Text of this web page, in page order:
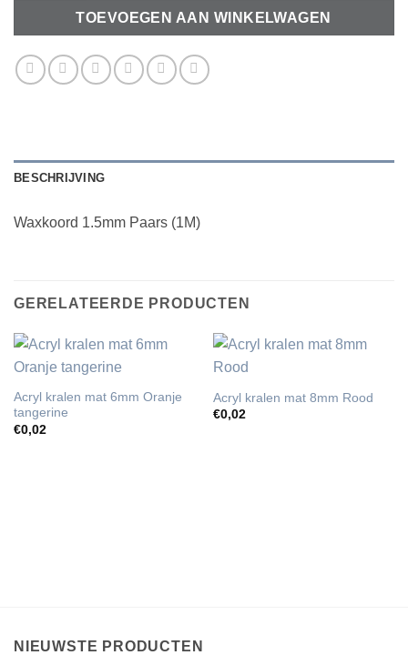
TOEVOEGEN AAN WINKELWAGEN
BESCHRIJVING
Waxkoord 1.5mm Paars (1M)
GERELATEERDE PRODUCTEN
Acryl kralen mat 6mm Oranje
tangerine
€0,02
Acryl kralen mat 8mm Rood
€0,02
NIEUWSTE PRODUCTEN